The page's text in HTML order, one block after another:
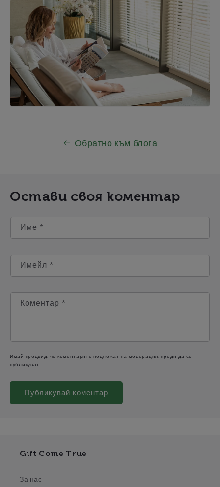
Обратно към блога
Остави своя коментар
Име *
Имейл *
Коментар *
Имай предвид, че коментарите подлежат на модерация, преди да се
публикуват
Gift Come True
За нас